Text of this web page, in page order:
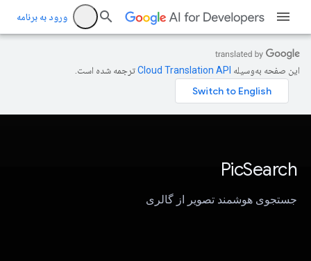
ورود به برنامه
این صفحه به‌وسیله ترجمه شده است.
PicSearch
جستجوی هوشمند تصویر از گالری